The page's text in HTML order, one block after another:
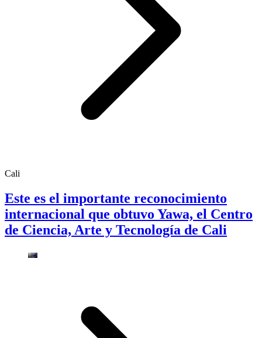
Cali
Este es el importante reconocimiento
internacional que obtuvo Yawa, el Centro
de Ciencia, Arte y Tecnología de Cali